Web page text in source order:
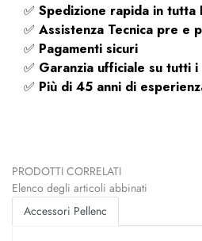
✅ Spedizione rapida in tutta
✅ Assistenza Tecnica pre e
✅ Pagamenti sicuri
✅ Garanzia ufficiale su tutti
✅ Più di 45 anni di
PRODOTTI CORRELATI
Elenco degli articoli abbinati
Accessori Pellenc